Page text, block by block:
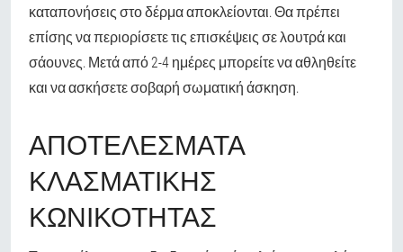
καταπονήσεις στο δέρμα αποκλείονται. Θα πρέπει
επίσης να περιορίσετε τις επισκέψεις σε λουτρά και
σάουνες. Μετά από 2-4 ημέρες μπορείτε να αθληθείτε
και να ασκήσετε σοβαρή σωματική άσκηση.
ΑΠΟΤΕΛΈΣΜΑΤΑ
ΚΛΑΣΜΑΤΙΚΉΣ
ΚΩΝΙΚΌΤΗΤΑΣ